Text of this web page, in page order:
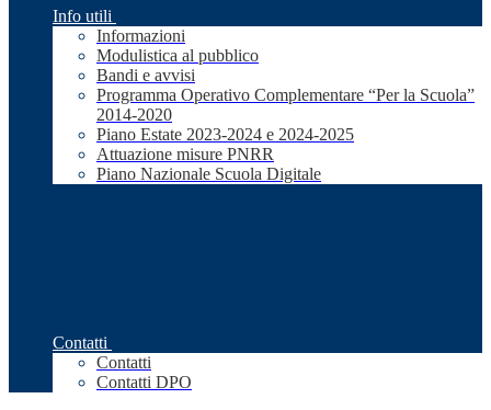
Info utili
Informazioni
Modulistica al pubblico
Bandi e avvisi
Programma Operativo Complementare “Per la Scuola”
2014-2020
Piano Estate 2023-2024 e 2024-2025
Attuazione misure PNRR
Piano Nazionale Scuola Digitale
Contatti
Contatti
Contatti DPO